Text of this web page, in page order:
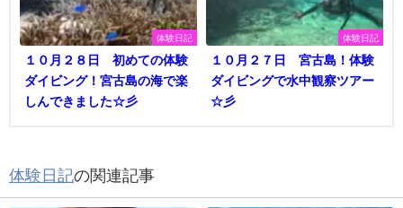
体験日記
１０月２８日 初めての体験
ダイビング！宮古島の海で楽
しんできました☆彡
体験日記
１０月２７日 宮古島！体験
ダイビングで水中観察ツアー
☆彡
体験日記の関連記事